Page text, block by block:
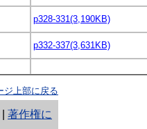
p328-331(3,190KB)
p332-337(3,631KB)
ジ上部に戻る
著作権に